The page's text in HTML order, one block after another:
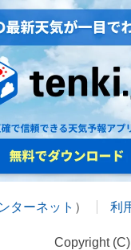
ターネット ） 利
Copyright